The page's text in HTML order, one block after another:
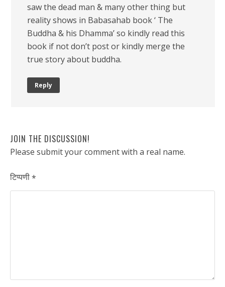
saw the dead man & many other thing but
reality shows in Babasahab book ‘ The
Buddha & his Dhamma’ so kindly read this
book if not don’t post or kindly merge the
true story about buddha.
Reply
JOIN THE DISCUSSION!
Please submit your comment with a real name.
टिप्पणी*